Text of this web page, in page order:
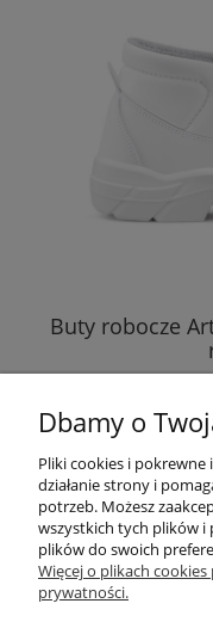
Buty robocze
Dbamy o
Pliki cookies i
działanie strony i
potrzeb. Możesz
wszystkich tych plików i
plików do swoich
Więcej o plikach
prywatności.